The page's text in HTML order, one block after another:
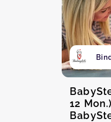
12 Mon.)